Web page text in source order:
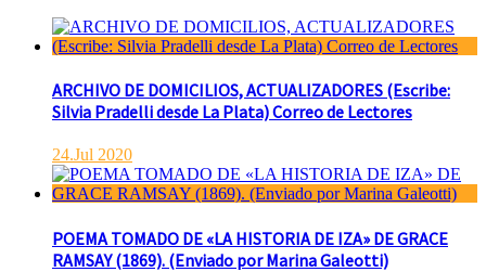
ARCHIVO DE DOMICILIOS, ACTUALIZADORES (Escribe:
Silvia Pradelli desde La Plata) Correo de Lectores
24.Jul 2020
POEMA TOMADO DE «LA HISTORIA DE IZA» DE GRACE
RAMSAY (1869). (Enviado por Marina Galeotti)